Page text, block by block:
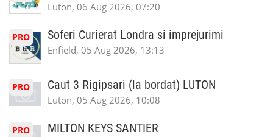
Luton, 06 Aug 2026, 07:20
PRO Soferi Curierat Londra si imprejurimi
Enfield, 05 Aug 2026, 13:13
PRO Caut 3 Rigipsari (la bordat) LUTON
Luton, 05 Aug 2026, 10:08
PRO MILTON KEYS SANTIER